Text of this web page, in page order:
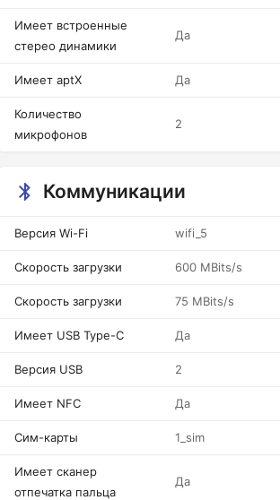
Имеет встроенные
стерео динамики
Да
Имеет aptX Да
Количество
микрофонов
2
Коммуникации
Версия Wi-Fi wifi_5
Скорость загрузки 600 MBits/s
Скорость загрузки 75 MBits/s
Имеет USB Type-C Да
Версия USB 2
Имеет NFC Да
Сим-карты 1_sim
Имеет сканер
отпечатка пальца
Да